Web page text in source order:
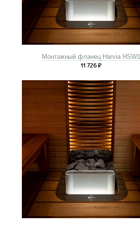
Монтажный фланец Harvia HSW1
11 726₽